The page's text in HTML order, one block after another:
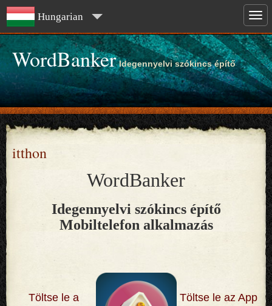
Hungarian
WordBanker Idegennyelvi szókincs építő
itthon
WordBanker
Idegennyelvi szókincs építő
Mobiltelefon alkalmazás
Töltse le a
Töltse le az App